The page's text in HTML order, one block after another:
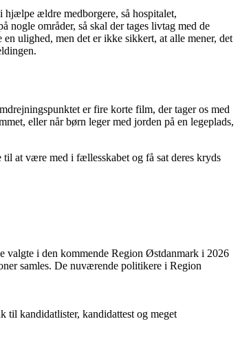
ældre medborgere, så hospitalet,
nogle områder, så skal der tages livtag med de
ulighed, men det er ikke sikkert, at alle mener, det
er fire korte film, der tager os med
eller når børn leger med jorden på en legeplads,
at være med i fællesskabet og få sat deres kryds
i den kommende Region Østdanmark i 2026
samles. De nuværende politikere i Region
til kandidatlister, kandidattest og meget